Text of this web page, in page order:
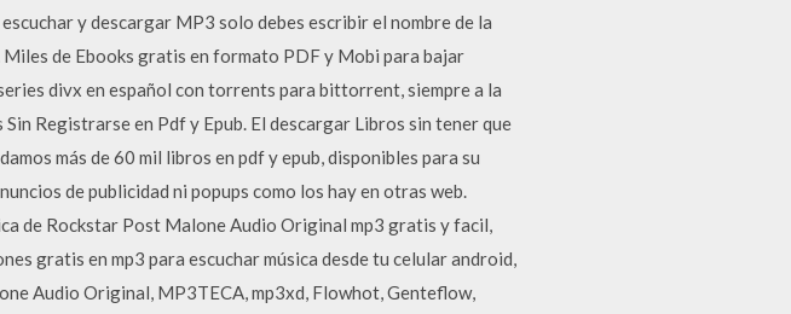
y descargar MP3 solo debes escribir el nombre de la
de Ebooks gratis en formato PDF y Mobi para bajar
divx en español con torrents para bittorrent, siempre a la
Registrarse en Pdf y Epub. El descargar Libros sin tener que
más de 60 mil libros en pdf y epub, disponibles para su
de publicidad ni popups como los hay en otras web.
de Rockstar Post Malone Audio Original mp3 gratis y facil,
gratis en mp3 para escuchar música desde tu celular android,
Audio Original, MP3TECA, mp3xd, Flowhot, Genteflow,